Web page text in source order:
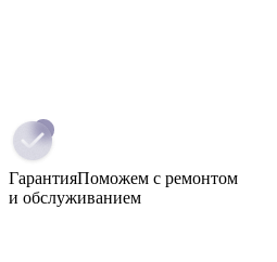
ГарантияПоможем с ремонтом
и обслуживанием